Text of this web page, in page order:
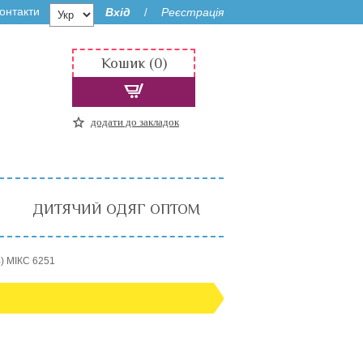
Вхід / Реєстрація
Кошик (0)
додати до закладок
ДИТЯЧИЙ ОДЯГ ОПТОМ
МІКС 6251